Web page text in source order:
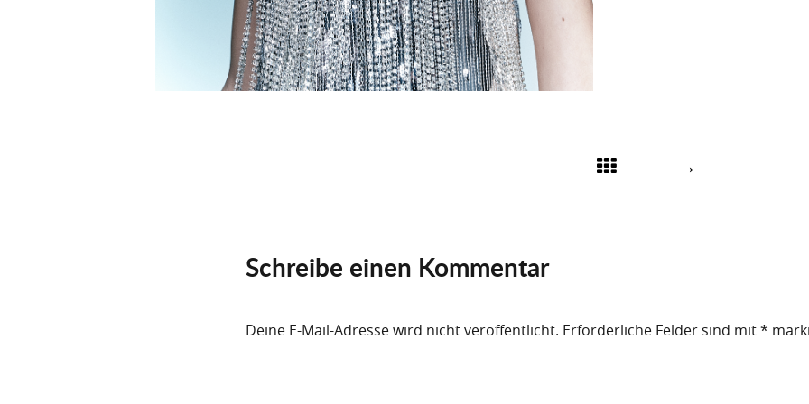
→
Schreibe einen Kommentar
Deine E-Mail-Adresse wird nicht veröffentlicht. Erforderliche Felder sind mit*